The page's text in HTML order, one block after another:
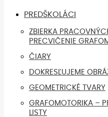
PREDŠKOLÁCI
ZBIERKA
PRECVIČENIE
ČIARY
DOKRESĽUJEME
GEOMETRICKÉ TVARY
GRAFOMOTORIKA –
LISTY